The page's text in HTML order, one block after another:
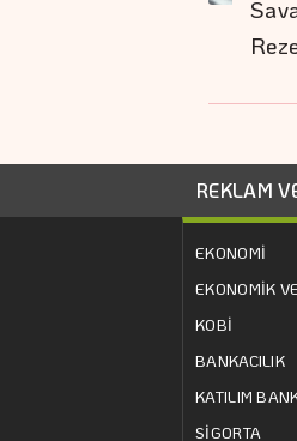
REKLAM
EKONOMİ
EKONOMİK
KOBİ
BANKACILIK
KATILIM
SİGORTA